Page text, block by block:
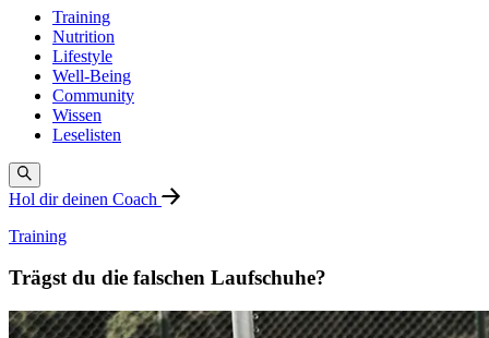
Training
Nutrition
Lifestyle
Well-Being
Community
Wissen
Leselisten
Hol dir deinen Coach
Training
Trägst du die falschen Laufschuhe?